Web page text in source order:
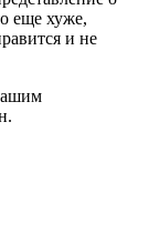
еще хуже,
и не